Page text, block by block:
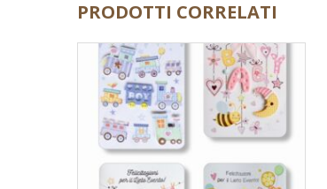
PRODOTTI CORRELATI